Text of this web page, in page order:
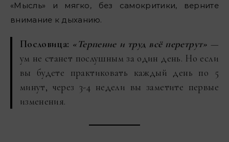
«Мысль» и мягко, без самокритики, верните
внимание к дыханию.
Пословица: «Терпение и труд всё перетрут» —
ум не станет послушным за один день. Но если
вы будете практиковать каждый день по 5
минут, через 3-4 недели вы заметите первые
изменения.